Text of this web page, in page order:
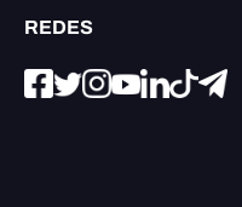
REDES